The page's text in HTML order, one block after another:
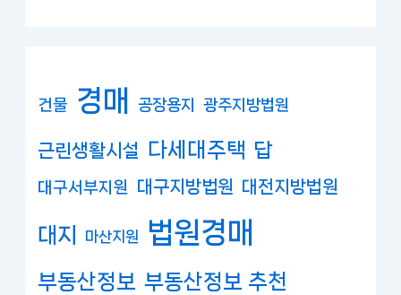
건물 경매 공장용지 광주지방법원
근린생활시설 다세대주택 답
대구서부지원 대구지방법원 대전지방법원
대지 마산지원 법원경매
부동산정보 부동산정보 추천